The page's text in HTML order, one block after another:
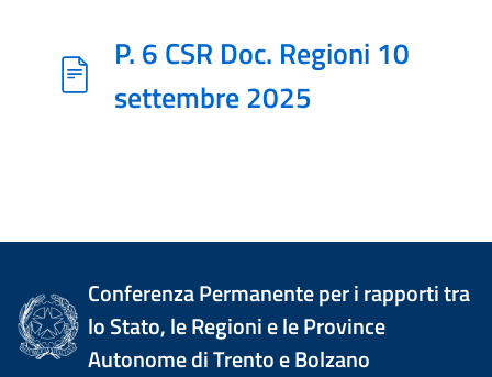
P. 6 CSR Doc. Regioni 10
settembre 2025
Conferenza Permanente per i rapporti tra
lo Stato, le Regioni e le Province
Autonome di Trento e Bolzano